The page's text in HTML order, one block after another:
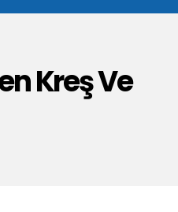
Kreş Ve